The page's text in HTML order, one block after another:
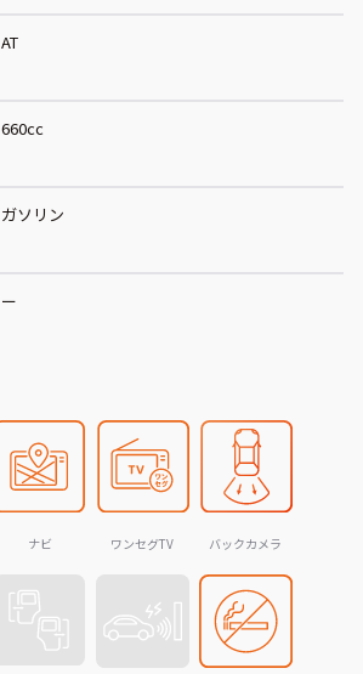
AT
660cc
ガソリン
ー
ナビ ワンセグTV バックカメラ